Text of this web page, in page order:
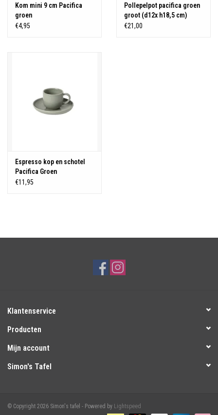
Kom mini 9 cm Pacifica
groen
€4,95
Pollepelpot pacifica groen
groot (d12x h18,5 cm)
€21,00
Espresso kop en schotel
Pacifica Groen
€11,95
Klantenservice
Producten
Mijn account
Simon's Tafel
© Copyright 2026 Simon's tafel - Powered by Lightspeed